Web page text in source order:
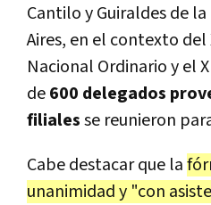
Cantilo y Guiraldes de
Aires, en el contexto del
Nacional Ordinario y el
de600 delegados
filialesse reunieron
Cabe destacar que la
unanimidad y "con